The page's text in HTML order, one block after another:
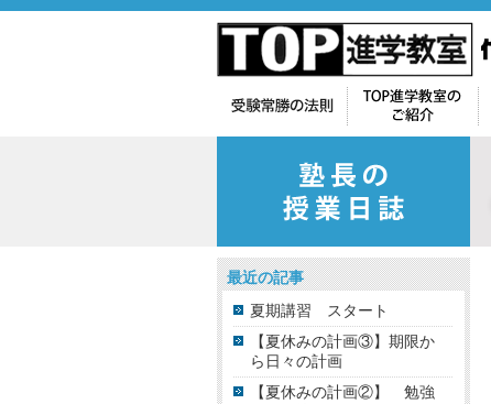
最近の記事
夏期講習 スタート
【夏休みの計画③】期限か
ら日々の計画
【夏休みの計画②】 勉強